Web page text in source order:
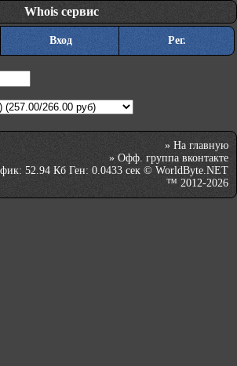
Whois сервис
Вход
Рег.
» На главную
» Офф. группа вконтакте
52.94 Кб Ген: 0.0433 сек © WorldByte.NET
™ 2012-2026